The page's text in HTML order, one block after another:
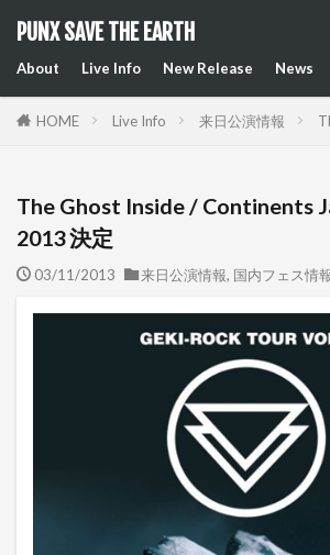
PUNX SAVE THE EARTH
About Live Info New Release News
HOME Live Info 来日公演情報
The Ghost Inside / Continents
2013 決定
03/11/2013 来日公演情報, 国内フェス情